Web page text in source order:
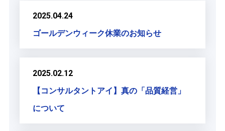
2025.04.24
ゴールデンウィーク休業のお知らせ
2025.02.12
【コンサルタントアイ】真の「品質経営」
について